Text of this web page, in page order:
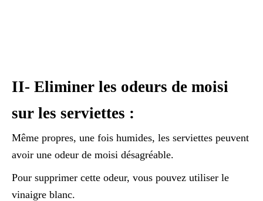
II- Eliminer les odeurs de moisi
sur les serviettes :
Même propres, une fois humides, les serviettes peuvent
avoir une odeur de moisi désagréable.
Pour supprimer cette odeur, vous pouvez utiliser le
vinaigre blanc.